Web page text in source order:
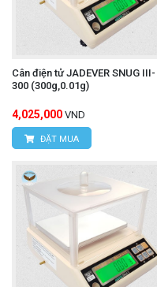
Cân điện tử JADEVER SNUG III-
300 (300g,0.01g)
4,025,000 VND
ĐẶT MUA